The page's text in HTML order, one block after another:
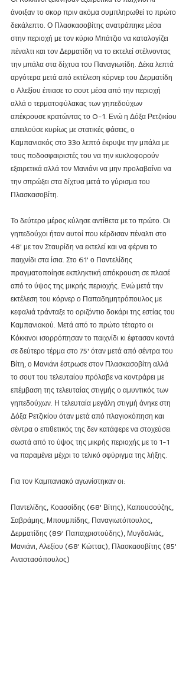
άνοιξαν το σκορ πριν ακόμα συμπληρωθεί το πρώτο
δεκάλεπτο. Ο Πλασκασοβίτης ανατράπηκε μέσα
στην περιοχή με τον κύριο Μπάτζιο να καταλογίζει
πέναλτι και τον Δερματίδη να το εκτελεί στέλνοντας
την μπάλα στα δίχτυα του Παναγιωτίδη. Δέκα λεπτά
αργότερα μετά από εκτέλεση κόρνερ του Δερματίδη
ο Αλεξίου έπιασε το σουτ μέσα από την περιοχή
αλλά ο τερματοφύλακας των γηπεδούχων
απέκρουσε κρατώντας το 0-1. Ενώ η Δόξα Ρετζικίου
απειλούσε κυρίως με στατικές φάσεις, ο
Καμπανιακός στο 33ο λεπτό έκρυψε την μπάλα με
τους ποδοσφαιριστές του να την κυκλοφορούν
εξαιρετικά αλλά τον Μανιάνι να μην προλαβαίνει να
την σπρώξει στα δίχτυα μετά το γύρισμα του
Πλασκασοβίτη.
Το δεύτερο μέρος κύλησε αντίθετα με το πρώτο. Οι
γηπεδούχοι ήταν αυτοί που κέρδισαν πέναλτι στο
48' με τον Σταυρίδη να εκτελεί και να φέρνει το
παιχνίδι στα ίσια. Στο 61' ο Παντελίδης
πραγματοποίησε εκπληκτική απόκρουση σε πλασέ
από το ύψος της μικρής περιοχής. Ενώ μετά την
εκτέλεση του κόρνερ ο Παπαδημητρόπουλος με
κεφαλιά τράνταξε το οριζόντιο δοκάρι της εστίας του
Καμπανιακού. Μετά από το πρώτο τέταρτο οι
Κόκκινοι ισορρόπησαν το παιχνίδι κι έφτασαν κοντά
σε δεύτερο τέρμα στο 75' όταν μετά από σέντρα του
Βίτη, ο Μανιάνι έστρωσε στον Πλασκασοβίτη αλλά
το σουτ του τελευταίου πρόλαβε να κοντράρει με
επέμβαση της τελευταίας στιγμής ο αμυντικός των
γηπεδούχων. Η τελευταία μεγάλη στιγμή άνηκε στη
Δόξα Ρετζικίου όταν μετά από πλαγιοκόπηση και
σέντρα ο επιθετικός της δεν κατάφερε να στοχεύσει
σωστά από το ύψος της μικρής περιοχής με το 1-1
να παραμένει μέχρι το τελικό σφύριγμα της λήξης.
Για τον Καμπανιακό αγωνίστηκαν οι:
Παντελίδης, Κοασσίδης (68' Βίτης), Καπουσούζης,
Σαβράμης, Μπουμπίδης, Παναγιωτόπουλος,
Δερματίδης (89' Παπαχριστούδης), Μυγδαλιάς,
Μανιάνι, Αλεξίου (68' Κώττας), Πλασκασοβίτης (85'
Αναστασόπουλος)